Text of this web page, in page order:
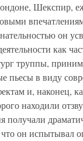
Шекспир,
он
как
труппы,
пьесы в виду
и, наконец,
находили
получали
что он испытывал